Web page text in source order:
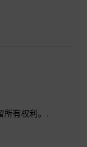
有权利。.